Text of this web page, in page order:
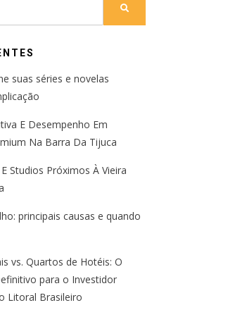
suas séries e novelas
E Desempenho Em
Na Barra Da Tijuca
Studios Próximos À Vieira
principais causas e quando
vs. Quartos de Hotéis: O
para o Investidor
Litoral Brasileiro